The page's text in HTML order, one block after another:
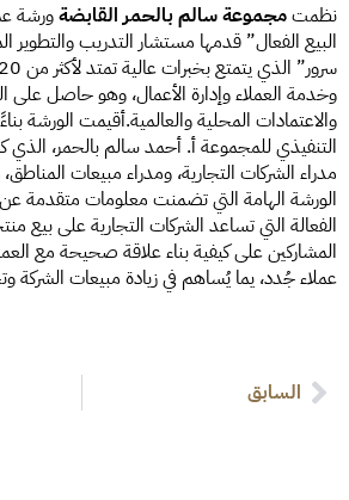
نظمتمجموعة سالم بالحمر القابضةورشة
البيع الفعال” قدمها مستشار التدريب
وخدمة العملاء وإدارة الأعمال، وهو حاصل على
والاعتمادات المحلية والعالمية.أقيمت الورشة
التنفيذي للمجموعة أ. أحمد سالم بالحمر،
مدراء الشركات التجارية، ومدراء مبيعات
الورشة الهامة التي تضمنت معلومات متقدمة عن
الفعالة التي تساعد الشركات التجارية على بيع
المشاركين على كيفية بناء علاقة صحيحة مع
عملاء جُدد، يما يُساهم في زيادة مبيعات الشركة
السابق